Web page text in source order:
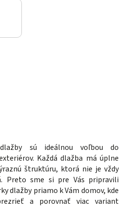
sú ideálnou voľbou do
Každá dlažba má úplne
štruktúru, ktorá nie je vždy
Preto sme si pre Vás pripravili
dlažby priamo k Vám domov, kde
a porovnať viac variant